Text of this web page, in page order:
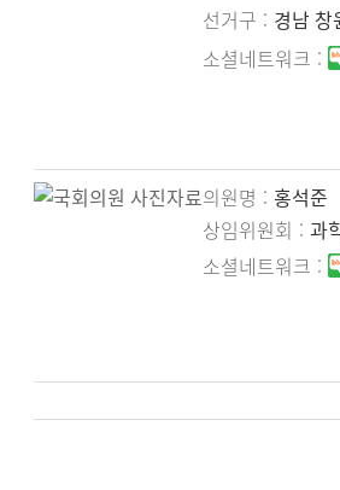
선거구
경남 창
소셜네트워크
의원명 홍석준
상임위원회
과
소셜네트워크